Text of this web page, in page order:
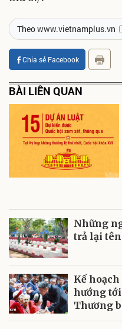
Theo www.vietnamplus.vn
Chia sẻ Facebook
BÀI LIÊN QUAN
Những
trả lại
Kế
hướng
Thương